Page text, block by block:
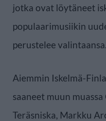
jotka ovat löytäneet
populaarimusiikin
perustelee valintaansa.
Aiemmin Iskelmä-
saaneet muun
Teräsniska, Markku